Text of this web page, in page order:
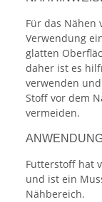
Für das
Verwendung
glatten
daher ist es
verwenden
Stoff vor dem
vermeiden.
Futterstoff hat
und ist ein
Nähbereich.